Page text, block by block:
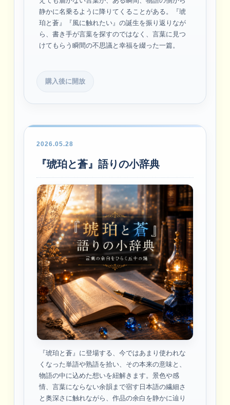
静かに名乗るように降りてくることがある。『琥
珀と蒼』『風に触れたい』の誕生を振り返りなが
ら、書き手が言葉を探すのではなく、言葉に見つ
けてもらう瞬間の不思議と幸福を綴った一篇。
購入後に開放
2026.05.28
『琥珀と蒼』語りの小辞典
『琥珀と蒼』に登場する、今ではあまり使われな
くなった単語や熟語を拾い、その本来の意味と、
物語の中に込めた想いを紐解きます。景色や感
情、言葉にならない余韻まで宿す日本語の繊細さ
と奥深さに触れながら、作品の余白を静かに辿り